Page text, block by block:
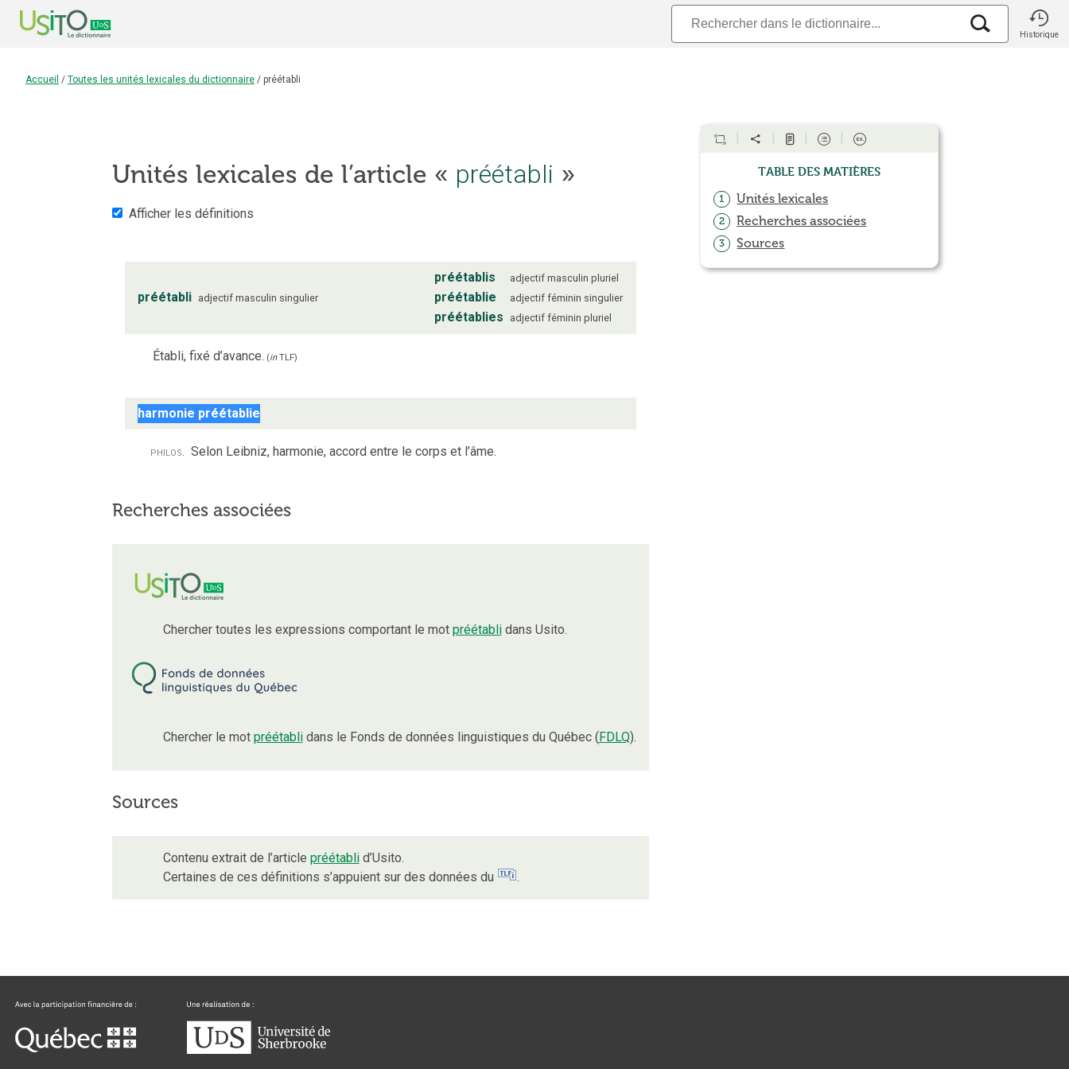
Historique
Accueil / Toutes les unités lexicales du dictionnaire / préétabli
Unités lexicales de l’article « préétabli »
Afficher les définitions
préétabli adjectif masculin singulier
préétablis adjectif masculin pluriel
préétablie adjectif féminin singulier
préétablies adjectif féminin pluriel
Établi, fixé d’avance. (inTLF)
harmonie préétablie
philos. Selon Leibniz, harmonie, accord entre le corps et l’âme.
Recherches associées
Chercher toutes les expressions comportant le mot préétablidans Usito.
Chercher le mot préétablidans le Fonds de données linguistiques du Québec (FDLQ).
Sources
Contenu extrait de l’article préétablid’Usito.
Certaines de ces définitions s’appuient sur des données du
.
Table des matières
1 Unités lexicales
2 Recherches associées
3 Sources